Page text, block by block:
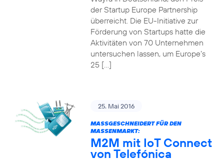
der Startup Europe Partnership
überreicht. Die EU-Initiative zur
Förderung von Startups hatte die
Aktivitäten von 70 Unternehmen
untersuchen lassen, um Europe’s
25 […]
25. Mai 2016
MASSGESCHNEIDERT FÜR DEN M
ASSENMARKT:
M2M mit IoT Connect
von Telefónica